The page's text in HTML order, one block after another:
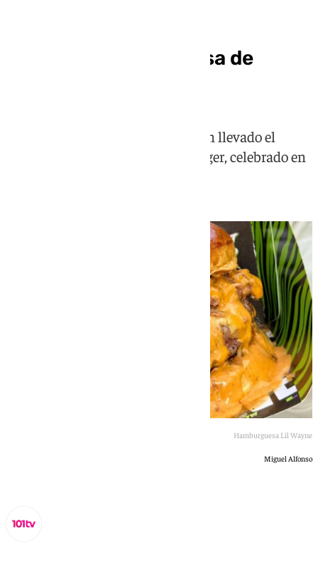
La mejor hamburguesa de
La hamburguesa Lil Wayne se han llevado el
premio en el The Champions Burger, celebrado en
Hamburguesa Lil Wayne
Miguel Alfonso